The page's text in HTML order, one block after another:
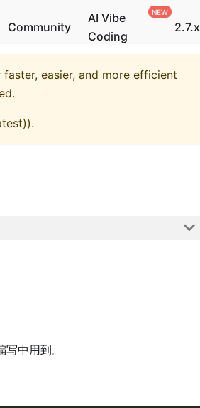
Community
AI Vibe
Coding
2.7.x
easier, and more efficient
).
中用到。